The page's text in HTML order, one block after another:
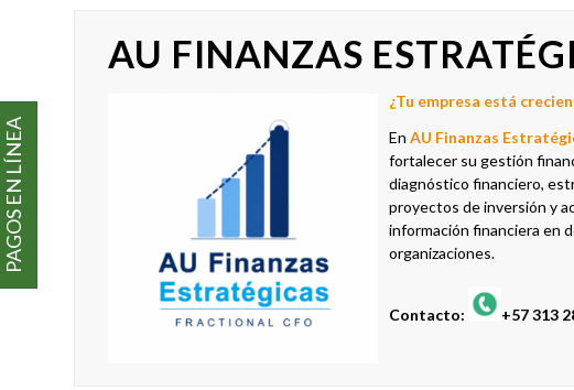
AU FINANZAS
¿Tu empresa está
En AU Finanzas
fortalecer su gestión
diagnóstico financiero,
proyectos de inversión y
información financiera en
organizaciones.
Contacto: +57 313
PAGOS EN LÍNEA